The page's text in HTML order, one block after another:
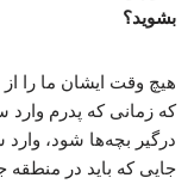
بشوید؟
هیچ وقت ایشان ما را از
که زمانی که پدرم وارد
درگیر بچه‌ها شود،
جایی که باید در